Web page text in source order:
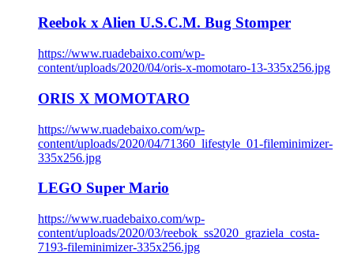
Reebok x Alien U.S.C.M. Bug Stomper
https://www.ruadebaixo.com/wp-
content/uploads/2020/04/oris-x-momotaro-13-335x256.jpg
ORIS X MOMOTARO
https://www.ruadebaixo.com/wp-
content/uploads/2020/04/71360_lifestyle_01-fileminimizer-
335x256.jpg
LEGO Super Mario
https://www.ruadebaixo.com/wp-
content/uploads/2020/03/reebok_ss2020_graziela_costa-
7193-fileminimizer-335x256.jpg